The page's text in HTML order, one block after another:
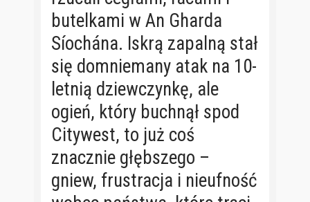
butelkami w An Gharda
Síochána. Iskrą zapalną stał
się domniemany atak na 10-
letnią dziewczynkę, ale
ogień, który buchnął spod
Citywest, to już coś
znacznie głębszego –
gniew, frustracja i nieufność